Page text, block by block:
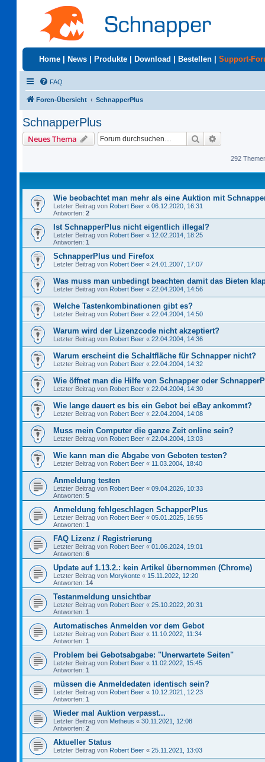
Home News Produkte Download Bestellen Support-
FAQ
Foren-Übersicht SchnapperPlus
SchnapperPlus
Neues Thema Suche
292
Wie beobachtet man mehr als eine Auktion mit
Letzter Beitrag von Robert Beer « 06.12.2020, 16:31
Antworten: 2
Ist SchnapperPlus nicht eigentlich illegal?
Letzter Beitrag von Robert Beer « 12.02.2014, 18:25
Antworten: 1
SchnapperPlus und Firefox
Letzter Beitrag von Robert Beer « 24.01.2007, 17:07
Was muss man unbedingt beachten damit das Bieten
Letzter Beitrag von Robert Beer « 22.04.2004, 14:56
Welche Tastenkombinationen gibt es?
Letzter Beitrag von Robert Beer « 22.04.2004, 14:50
Warum wird der Lizenzcode nicht akzeptiert?
Letzter Beitrag von Robert Beer « 22.04.2004, 14:36
Warum erscheint die Schaltfläche für Schnapper nicht?
Letzter Beitrag von Robert Beer « 22.04.2004, 14:32
Wie öffnet man die Hilfe von Schnapper oder
Letzter Beitrag von Robert Beer « 22.04.2004, 14:30
Wie lange dauert es bis ein Gebot bei eBay ankommt?
Letzter Beitrag von Robert Beer « 22.04.2004, 14:08
Muss mein Computer die ganze Zeit online sein?
Letzter Beitrag von Robert Beer « 22.04.2004, 13:03
Wie kann man die Abgabe von Geboten testen?
Letzter Beitrag von Robert Beer « 11.03.2004, 18:40
Anmeldung testen
Letzter Beitrag von Robert Beer « 09.04.2026, 10:33
Antworten: 5
Anmeldung fehlgeschlagen SchapperPlus
Letzter Beitrag von Robert Beer « 05.01.2025, 16:55
Antworten: 1
FAQ Lizenz / Registrierung
Letzter Beitrag von Robert Beer « 01.06.2024, 19:01
Antworten: 6
Update auf 1.13.2.: kein Artikel übernommen (Chrome)
Letzter Beitrag von Morykonte « 15.11.2022, 12:20
Antworten: 14
Testanmeldung unsichtbar
Letzter Beitrag von Robert Beer « 25.10.2022, 20:31
Antworten: 1
Automatisches Anmelden vor dem Gebot
Letzter Beitrag von Robert Beer « 11.10.2022, 11:34
Antworten: 1
Problem bei Gebotsabgabe: "Unerwartete Seiten"
Letzter Beitrag von Robert Beer « 11.02.2022, 15:45
Antworten: 1
müssen die Anmeldedaten identisch sein?
Letzter Beitrag von Robert Beer « 10.12.2021, 12:23
Antworten: 1
Wieder mal Auktion verpasst...
Letzter Beitrag von Metheus « 30.11.2021, 12:08
Antworten: 2
Aktueller Status
Letzter Beitrag von Robert Beer « 25.11.2021, 13:03